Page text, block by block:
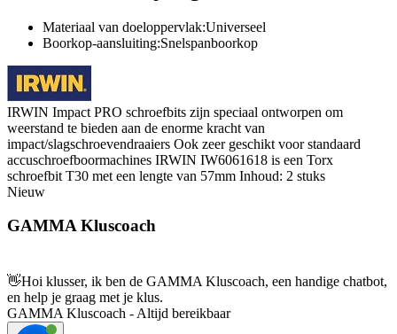
Materiaal van doeloppervlak:Universeel
Boorkop-aansluiting:Snelspanboorkop
IRWIN Impact PRO schroefbits zijn speciaal ontworpen om
weerstand te bieden aan de enorme kracht van
impact/slagschroevendraaiers Ook zeer geschikt voor standaard
accuschroefboormachines IRWIN IW6061618 is een Torx
schroefbit T30 met een lengte van 57mm Inhoud: 2 stuks
Nieuw
GAMMA Kluscoach
👋Hoi klusser, ik ben de GAMMA Kluscoach, een handige chatbot,
en help je graag met je klus.
GAMMA Kluscoach - Altijd bereikbaar